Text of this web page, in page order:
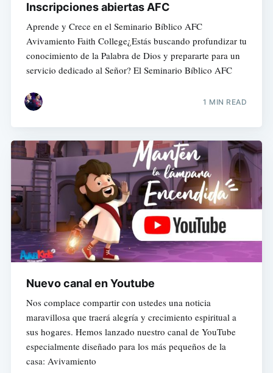
Inscripciones abiertas AFC
Aprende y Crece en el Seminario Bíblico AFC
Avivamiento Faith College¿Estás buscando profundizar tu
conocimiento de la Palabra de Dios y prepararte para un
servicio dedicado al Señor? El Seminario Bíblico AFC
1 MIN READ
Nuevo canal en Youtube
Nos complace compartir con ustedes una noticia
maravillosa que traerá alegría y crecimiento espiritual a
sus hogares. Hemos lanzado nuestro canal de YouTube
especialmente diseñado para los más pequeños de la
casa: Avivamiento